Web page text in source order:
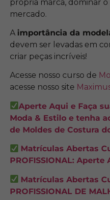
própria marca, dominar
mercado.
A importância da
devem ser levadas em
criar peças incríveis!
Acesse nosso curso de
acesse nosso site
Aperte Aqui e Faça
Moda & Estilo e tenha
de Moldes de Costura
Matrículas Abertas
PROFISSIONAL: Aperte
Matrículas Abertas
PROFISSIONAL DE